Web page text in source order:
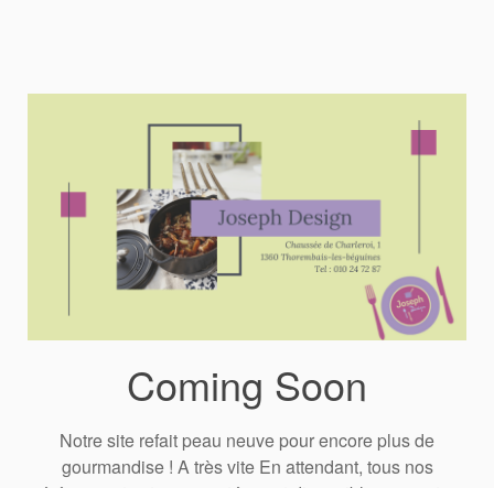
Coming Soon
Notre site refait peau neuve pour encore plus de
gourmandise ! A très vite En attendant, tous nos